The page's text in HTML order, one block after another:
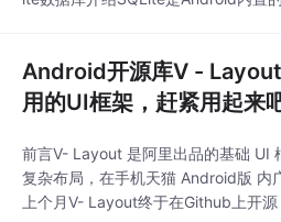
序之外的就不能访问。Android中，通
Android开源库V -
用的UI框架，赶紧用起来
前言V- Layout 是阿里出品的基础 UI
复杂布局，在手机天猫 Android版 内
上个月V- Layout终于在Github上开